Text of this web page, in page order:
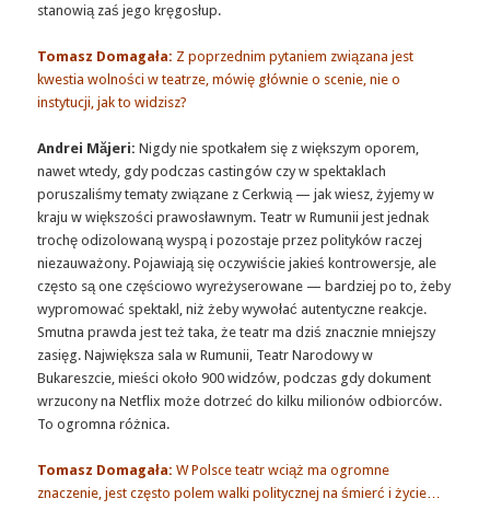
stanowią zaś jego kręgosłup.
Tomasz Domagała: Z poprzednim pytaniem związana jest
kwestia wolności w teatrze, mówię głównie o scenie, nie o
instytucji, jak to widzisz?
Andrei Măjeri: Nigdy nie spotkałem się z większym oporem,
nawet wtedy, gdy podczas castingów czy w spektaklach
poruszaliśmy tematy związane z Cerkwią — jak wiesz, żyjemy w
kraju w większości prawosławnym. Teatr w Rumunii jest jednak
trochę odizolowaną wyspą i pozostaje przez polityków raczej
niezauważony. Pojawiają się oczywiście jakieś kontrowersje, ale
często są one częściowo wyreżyserowane — bardziej po to, żeby
wypromować spektakl, niż żeby wywołać autentyczne reakcje.
Smutna prawda jest też taka, że teatr ma dziś znacznie mniejszy
zasięg. Największa sala w Rumunii, Teatr Narodowy w
Bukareszcie, mieści około 900 widzów, podczas gdy dokument
wrzucony na Netflix może dotrzeć do kilku milionów odbiorców.
To ogromna różnica.
Tomasz Domagała: W Polsce teatr wciąż ma ogromne
znaczenie, jest często polem walki politycznej na śmierć i życie…